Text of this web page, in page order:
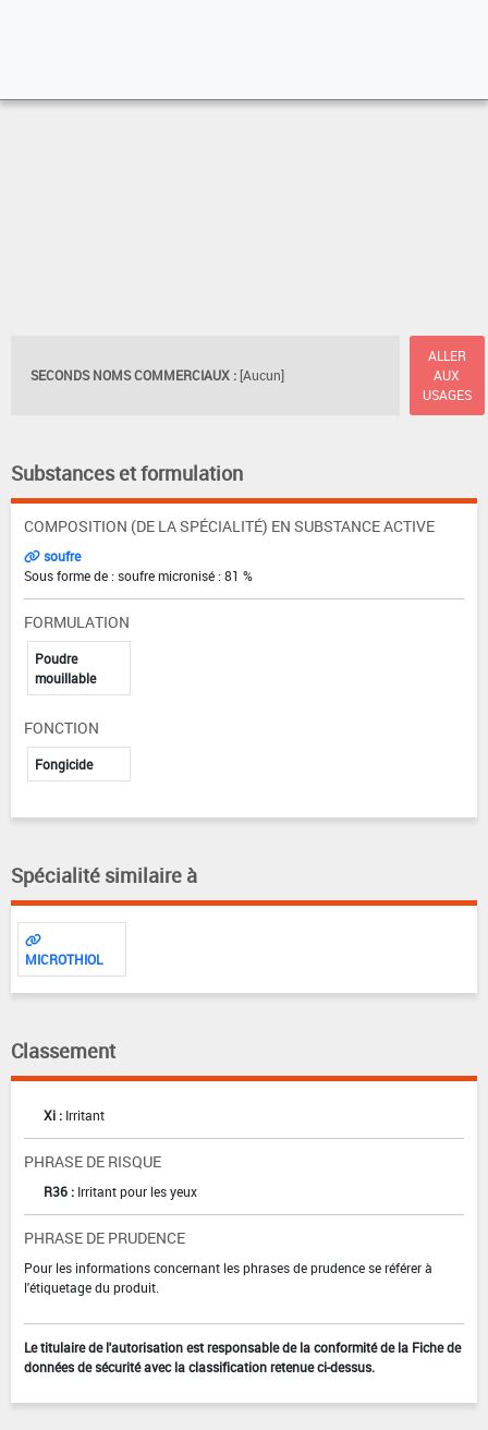
SECONDS NOMS COMMERCIAUX : [Aucun]
ALLER
AUX
USAGES
Substances et formulation
COMPOSITION (DE LA SPÉCIALITÉ) EN SUBSTANCE ACTIVE
soufre
Sous forme de : soufre micronisé : 81 %
FORMULATION
Poudre
mouillable
FONCTION
Fongicide
Spécialité similaire à
MICROTHIOL
Classement
Xi : Irritant
PHRASE DE RISQUE
R36 : Irritant pour les yeux
PHRASE DE PRUDENCE
Pour les informations concernant les phrases de prudence se référer à
l'étiquetage du produit.
Le titulaire de l'autorisation est responsable de la conformité de la Fiche de
données de sécurité avec la classification retenue ci-dessus.